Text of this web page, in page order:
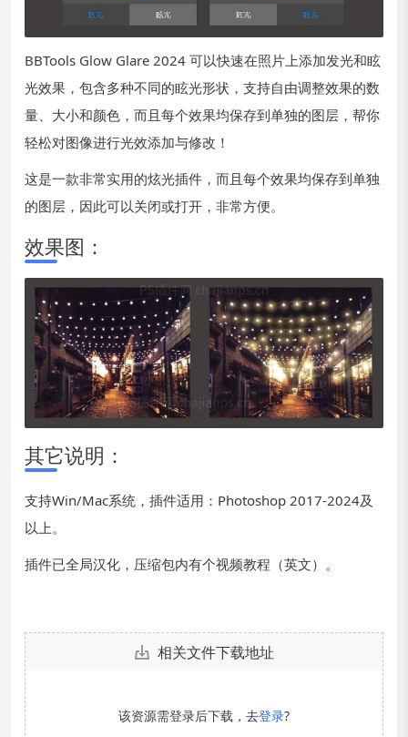
BBTools Glow Glare 2024 可以快速在照片上添加发光和眩
光效果，包含多种不同的眩光形状，支持自由调整效果的数
量、大小和颜色，而且每个效果均保存到单独的图层，帮你
轻松对图像进行光效添加与修改！
这是一款非常实用的炫光插件，而且每个效果均保存到单独
的图层，因此可以关闭或打开，非常方便。
效果图：
其它说明：
支持Win/Mac系统，插件适用：Photoshop 2017-2024及
以上。
插件已全局汉化，压缩包内有个视频教程（英文）。
相关文件下载地址
该资源需登录后下载，去登录?